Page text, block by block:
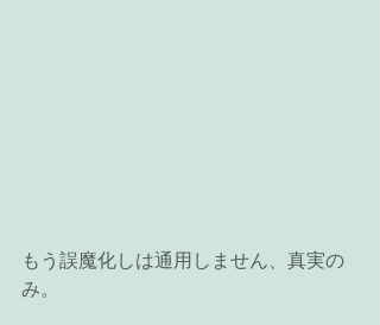
もう誤魔化しは通用しません、真実の
み。